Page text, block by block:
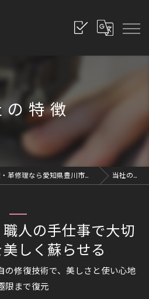
の特徴
ソファ修理・エナメル修理・革修理なら愛知県豊川市のレシッズへ｜全国対応 当社の特徴
の修復技術で、美しさと使い心地
限まで復元
職人の手仕事で大切
しく蘇らせる